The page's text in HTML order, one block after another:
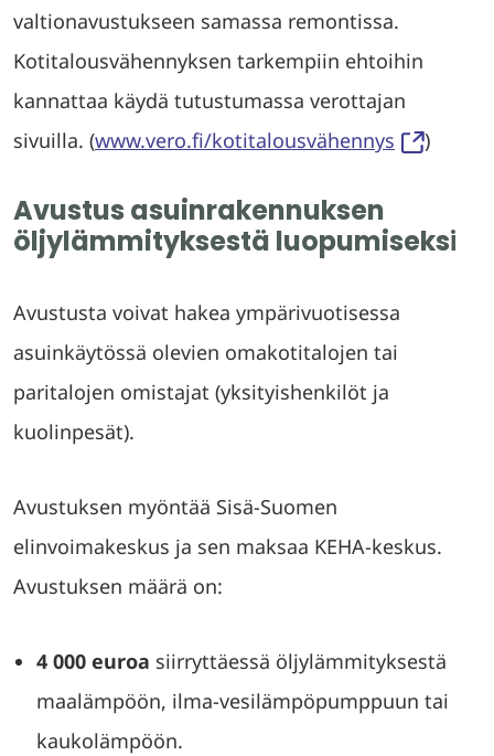
valtionavustukseen samassa remontissa.
Kotitalousvähennyksen tarkempiin ehtoihin
kannattaa käydä tutustumassa verottajan
sivuilla. (www.vero.fi/kotitalousvähennys )
Avustus asuinrakennuksen
öljylämmityksestä luopumiseksi
Avustusta voivat hakea ympärivuotisessa
asuinkäytössä olevien omakotitalojen tai
paritalojen omistajat (yksityishenkilöt ja
kuolinpesät).
Avustuksen myöntää Sisä-Suomen
elinvoimakeskus ja sen maksaa KEHA-keskus.
Avustuksen määrä on:
4 000 euroa siirryttäessä öljylämmityksestä
maalämpöön, ilma-vesilämpöpumppuun tai
kaukolämpöön.